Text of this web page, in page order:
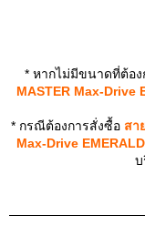
* หากไม่มีขนาดที่ต้อง
MASTER Max-Drive
* กรณีต้องการสั่งซื้อ สา
Max-Drive
บ